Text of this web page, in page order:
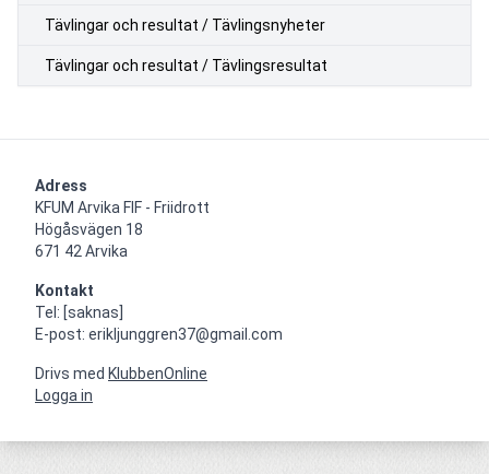
Tävlingar och resultat / Tävlingsnyheter
Tävlingar och resultat / Tävlingsresultat
Adress
KFUM Arvika FIF - Friidrott
Högåsvägen 18
671 42 Arvika
Kontakt
Tel: [saknas]
E-post: erikljunggren37@gmail.com
Drivs med KlubbenOnline
Logga in